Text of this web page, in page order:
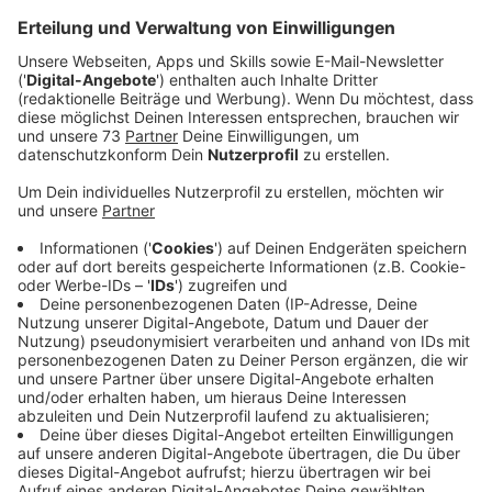
Anzeige
Den Time Square in New York kennt jeder. Egal ob von
Fotos, aus Filmen, oder weil er selbst schon mal da
war: Jeder kennt die unzähligen, riesigen
Werbebildschirme. Und auf jedem läuft eine andere
Werbung. Nur ein einziges Mal lief auf allen
Bildschirmen das Gleiche. Und das war, als der
Software-Riese Microsoft Windows 8 vorgestellt hat.
Und das haben nicht etwa IT-Leute von Microsoft
ermöglicht, sondern eine Firma aus dem
Westmünsterland: Videro aus Gronau.
Mehr Informationen über Videro
Anzeige